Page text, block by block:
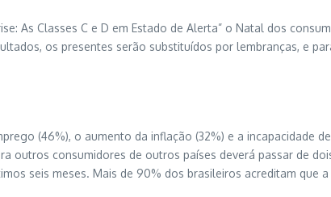
As Classes C e D em Estado de Alerta” o Natal dos
os presentes serão substituídos por lembranças, e
(46%), o aumento da inflação (32%) e a incapacidade
outros consumidores de outros países deverá passar de
seis meses. Mais de 90% dos brasileiros acreditam que